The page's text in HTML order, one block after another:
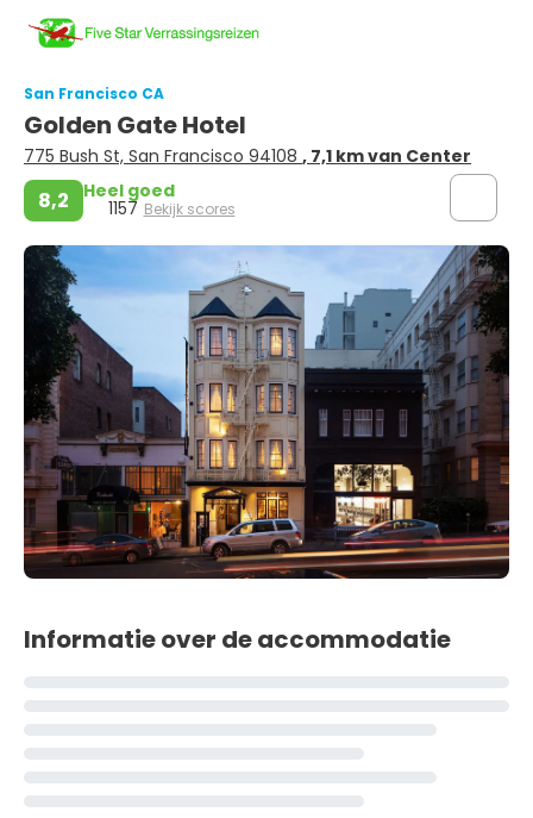
San Francisco CA
Golden Gate Hotel
775 Bush St, San Francisco 94108 , 7,1 km van Center
8,2 Heel goed
1157 Bekijk scores
Informatie over de accommodatie